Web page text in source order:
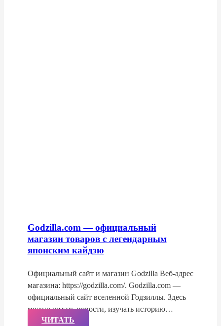
Godzilla.com — официальный
магазин товаров с легендарным
японским кайдзю
Официальный сайт и магазин Godzilla Веб-адрес
магазина: https://godzilla.com/. Godzilla.com —
официальный сайт вселенной Годзиллы. Здесь
можно читать новости, изучать историю…
ЧИТАТЬ